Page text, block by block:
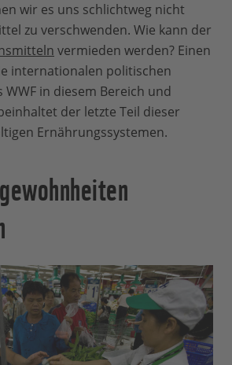
wir es uns schlichtweg nicht
zu verschwenden. Wie kann der
vermieden werden? Einen
internationalen politischen
in diesem Bereich und
der letzte Teil dieser
Ernährungssystemen.